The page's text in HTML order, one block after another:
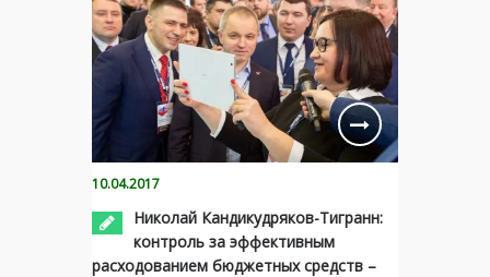
10.04.2017
Николай Кандикудряков-Тигранн:
контроль за эффективным
расходованием бюджетных средств –